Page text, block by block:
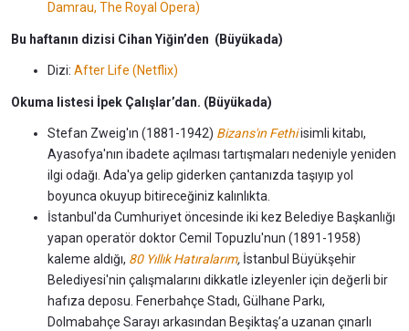
Damrau, The Royal Opera)
Bu haftanın dizisi Cihan Yiğin’den (Büyükada)
Dizi: After Life (Netflix)
Okuma listesi İpek Çalışlar’dan. (Büyükada)
Stefan Zweig'ın (1881-1942) Bizans'ın Fethiisimli kitabı,
Ayasofya'nın ibadete açılması tartışmaları nedeniyle yeniden
ilgi odağı. Ada'ya gelip giderken çantanızda taşıyıp yol
boyunca okuyup bitireceğiniz kalınlıkta.
İstanbul'da Cumhuriyet öncesinde iki kez Belediye Başkanlığı
yapan operatör doktor Cemil Topuzlu'nun (1891-1958)
kaleme aldığı, 80 Yıllık Hatıralarım,İstanbul Büyükşehir
Belediyesi'nin çalışmalarını dikkatle izleyenler için değerli bir
hafıza deposu. Fenerbahçe Stadı, Gülhane Parkı,
Dolmabahçe Sarayı arkasından Beşiktaş’a uzanan çınarlı